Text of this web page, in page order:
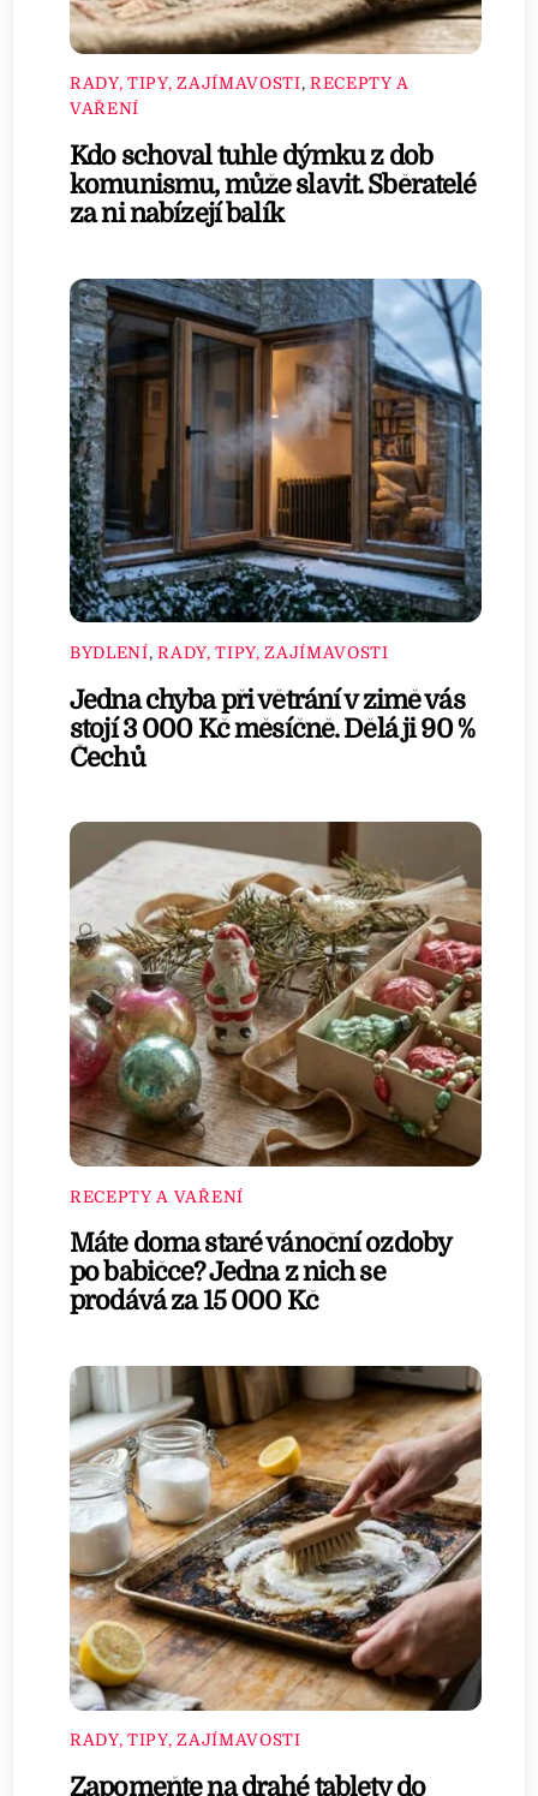
RADY, TIPY, ZAJÍMAVOSTI, RECEPTY A
VAŘENÍ
Kdo schoval tuhle dýmku z dob
komunismu, může slavit. Sběratelé
za ni nabízejí balík
BYDLENÍ,RADY, TIPY, ZAJÍMAVOSTI
Jedna chyba při větrání v zimě vás
stojí 3 000 Kč měsíčně. Dělá ji 90 %
Čechů
RECEPTY A VAŘENÍ
Máte doma staré vánoční ozdoby
po babičce? Jedna z nich se
prodává za 15 000 Kč
RADY, TIPY, ZAJÍMAVOSTI
Zapomeňte na drahé tablety do